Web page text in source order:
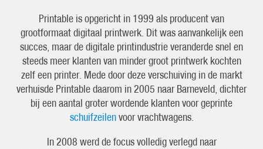
Printable is opgericht in 1999 als producent van
grootformaat digitaal printwerk. Dit was aanvankelijk een
succes, maar de digitale printindustrie veranderde snel en
steeds meer klanten van minder groot printwerk kochten
zelf een printer. Mede door deze verschuiving in de markt
verhuisde Printable daarom in 2005 naar Barneveld, dichter
bij een aantal groter wordende klanten voor geprinte
schuifzeilenvoor vrachtwagens.
In 2008 werd de focus volledig verlegd naar